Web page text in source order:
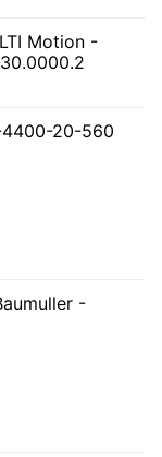
Motion -
4400-20-560
-